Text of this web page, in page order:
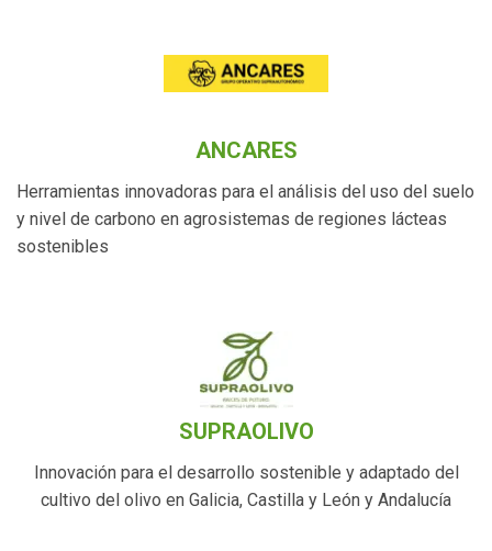
ANCARES
Herramientas innovadoras para el análisis del uso del suelo
y nivel de carbono en agrosistemas de regiones lácteas
sostenibles
SUPRAOLIVO
Innovación para el desarrollo sostenible y adaptado del
cultivo del olivo en Galicia, Castilla y León y Andalucía